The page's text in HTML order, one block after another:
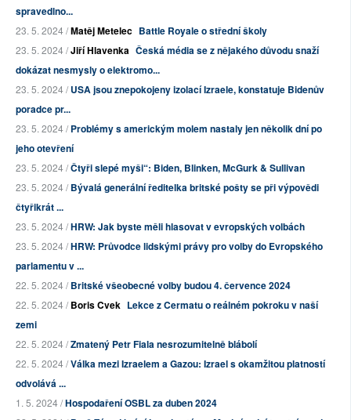
spravedlno...
23. 5. 2024 /Matěj Metelec Battle Royale o střední školy
23. 5. 2024 /Jiří Hlavenka Česká média se z nějakého důvodu snaží
dokázat nesmysly o elektromo...
23. 5. 2024 /USA jsou znepokojeny izolací Izraele, konstatuje Bidenův
poradce pr...
23. 5. 2024 /Problémy s americkým molem nastaly jen několik dní po
jeho otevření
23. 5. 2024 /Čtyři slepé myši“: Biden, Blinken, McGurk & Sullivan
23. 5. 2024 /Bývalá generální ředitelka britské pošty se při výpovědi
čtyřikrát ...
23. 5. 2024 /HRW: Jak byste měli hlasovat v evropských volbách
23. 5. 2024 /HRW: Průvodce lidskými právy pro volby do Evropského
parlamentu v ...
22. 5. 2024 /Britské všeobecné volby budou 4. července 2024
22. 5. 2024 /Boris Cvek Lekce z Cermatu o reálném pokroku v naší
zemi
22. 5. 2024 /Zmatený Petr Fiala nesrozumitelně blábolí
22. 5. 2024 /Válka mezi Izraelem a Gazou: Izrael s okamžitou platností
odvolává ...
1. 5. 2024 /Hospodaření OSBL za duben 2024